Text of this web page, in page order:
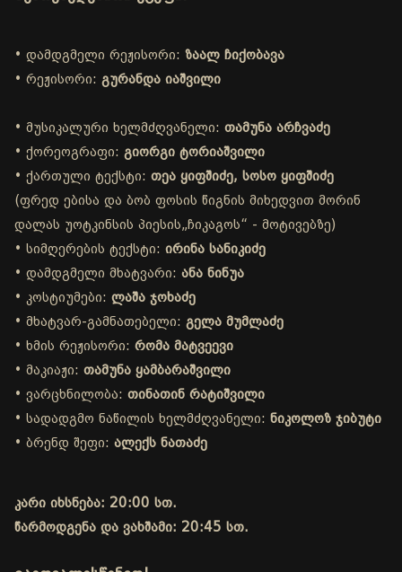
• დამდგმელი რეჟისორი: ზაალ ჩიქობავა
• რეჟისორი: გურანდა იაშვილი
• მუსიკალური ხელმძღვანელი: თამუნა არჩვაძე
• ქორეოგრაფი: გიორგი ტორიაშვილი
• ქართული ტექსტი: თეა ყიფშიძე, სოსო ყიფშიძე
(ფრედ ებისა და ბობ ფოსის წიგნის მიხედვით მორინ
დალას უოტკინსის პიესის„ჩიკაგოს“ - მოტივებზე)
• სიმღერების ტექსტი: ირინა სანიკიძე
• დამდგმელი მხატვარი: ანა ნინუა
• კოსტიუმები: ლაშა ჯოხაძე
• მხატვარ-გამნათებელი: გელა მუმლაძე
• ხმის რეჟისორი: რომა მატვეევი
• მაკიაჟი: თამუნა ყამბარაშვილი
• ვარცხნილობა: თინათინ რატიშვილი
• სადადგმო ნაწილის ხელმძღვანელი: ნიკოლოზ ჯიბუტი
• ბრენდ შეფი: ალექს ნათაძე
კარი იხსნება: 20:00 სთ.
წარმოდგენა და ვახშამი: 20:45 სთ.